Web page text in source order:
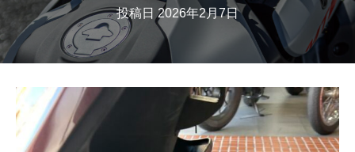
を
り
え
投稿日2026年2月7日